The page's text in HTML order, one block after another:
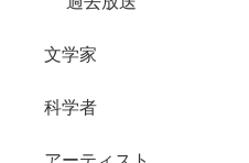
文学家
科学者